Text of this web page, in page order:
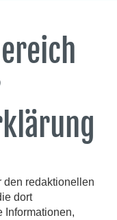
den redaktionellen
dort
Informationen,